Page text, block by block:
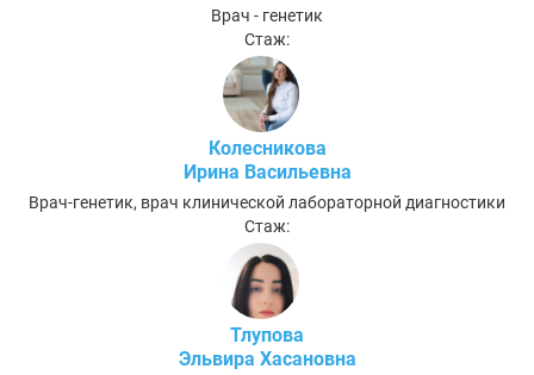
Врач - генетик
Стаж:
Колесникова
Ирина Васильевна
Врач-генетик, врач клинической лабораторной диагностики
Стаж:
Тлупова
Эльвира Хасановна